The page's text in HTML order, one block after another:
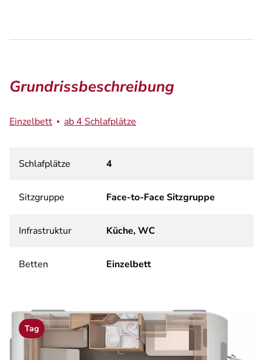
Grundrissbeschreibung
Einzelbett ab 4 Schlafplätze
Schlafplätze 4
Sitzgruppe Face-to-Face Sitzgruppe
Infrastruktur Küche, WC
Betten Einzelbett
Tag